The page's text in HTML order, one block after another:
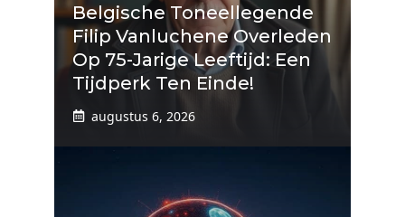
Belgische Toneellegende
Filip Vanluchene Overleden
Op 75-Jarige Leeftijd: Een
Tijdperk Ten Einde!
augustus 6, 2026